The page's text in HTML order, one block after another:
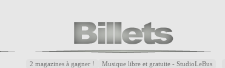
2 magazines à gagner ! Musique libre et gratuite - StudioLeBus